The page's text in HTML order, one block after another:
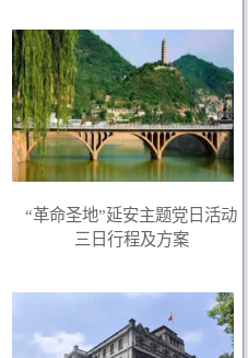
“革命圣地”延安主题党日活动
三日行程及方案